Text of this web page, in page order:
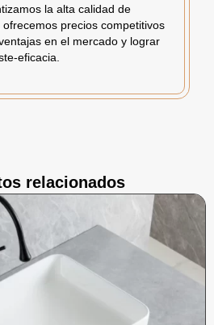
la alta calidad de
precios competitivos
en el mercado y lograr
eficacia.
relacionados